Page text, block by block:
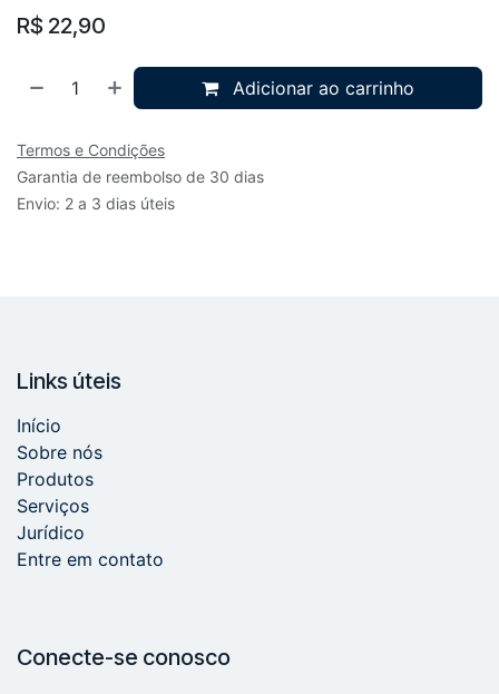
R$ 22,90
Adicionar ao carrinho
Termos e Condições
Garantia de reembolso de 30 dias
Envio: 2 a 3 dias úteis
Links úteis
Início
Sobre nós
Produtos
Serviços
Jurídico
Entre em contato
Conecte-se conosco